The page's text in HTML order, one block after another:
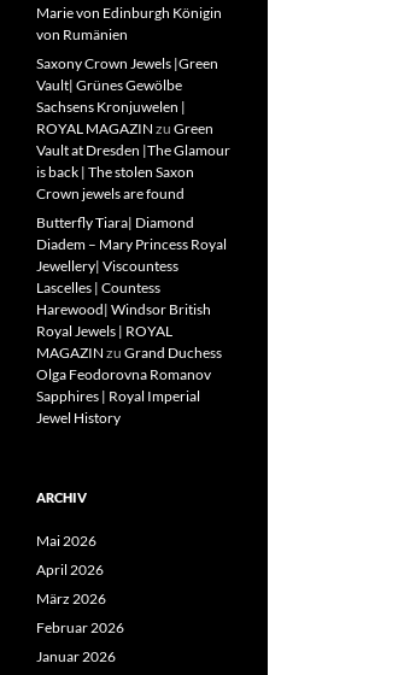
Marie von Edinburgh Königin
von Rumänien
Saxony Crown Jewels |Green
Vault| Grünes Gewölbe
Sachsens Kronjuwelen |
ROYAL MAGAZIN zu Green
Vault at Dresden |The Glamour
is back | The stolen Saxon
Crown jewels are found
Butterfly Tiara| Diamond
Diadem – Mary Princess Royal
Jewellery| Viscountess
Lascelles | Countess
Harewood| Windsor British
Royal Jewels | ROYAL
MAGAZIN zu Grand Duchess
Olga Feodorovna Romanov
Sapphires | Royal Imperial
Jewel History
ARCHIV
Mai 2026
April 2026
März 2026
Februar 2026
Januar 2026